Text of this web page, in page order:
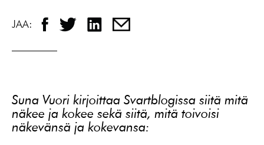
JAA:
Suna Vuori kirjoittaa Svartblogissa siitä mitä
näkee ja kokee sekä siitä, mitä toivoisi
näkevänsä ja kokevansa: